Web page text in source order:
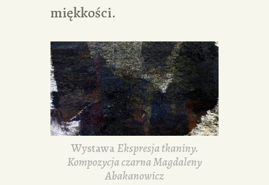
miękkości.
WystawaEkspresja tkaniny.
Kompozycja czarna Magdaleny
Abakanowicz